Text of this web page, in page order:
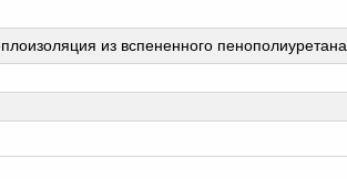
из вспененного пенополиуретана